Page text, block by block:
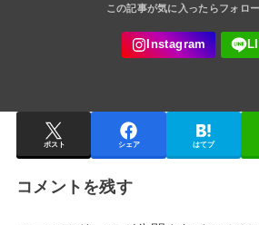
ポスト シェア はてブ
コメントを残す